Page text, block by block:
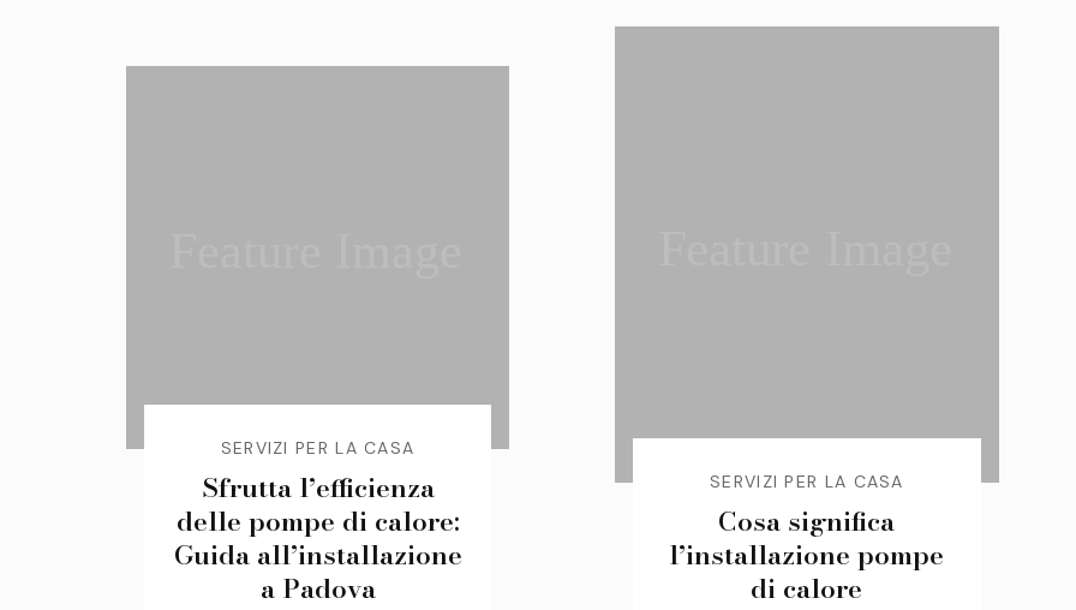
SERVIZI PER LA CASA
Sfrutta l’efficienza
delle pompe di calore:
Guida all’installazione
a Padova
SERVIZI PER LA CASA
Cosa significa
l’installazione pompe
di calore